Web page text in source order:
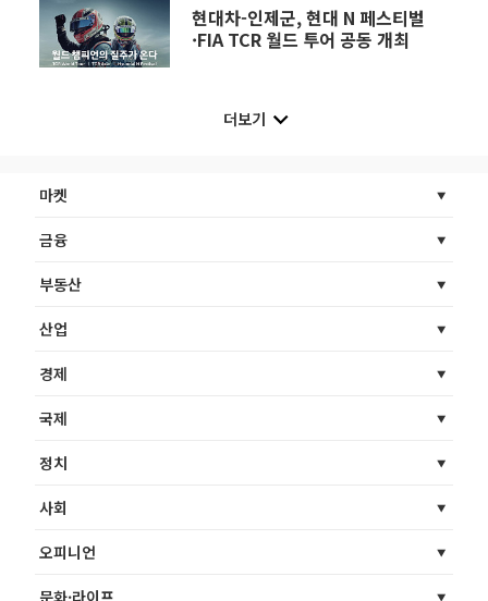
현대차-인제군, 현대 N 페스티벌
·FIA TCR 월드 투어 공동 개최
더보기
마켓
금융
부동산
산업
경제
국제
정치
사회
오피니언
문화·라이프